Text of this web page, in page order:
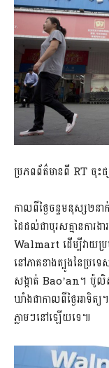
ប្រភពព័ត៌មានពី RT ចុះផ្
កាលពីថ្ងៃចន្ទមនុស្ស២ន
ដៃដល់ជាបុរសគ្មានការង
Walmart ដើម្បីវាយប្
នៅភាគខាងត្បូងនៃប្រ
សង្កាត់ Bao’an។ ប៉ូលិស
ឃាំងជាកាលពីថ្ងៃអាទិត្
ភ្លាមៗនៅឡើយទេ៕